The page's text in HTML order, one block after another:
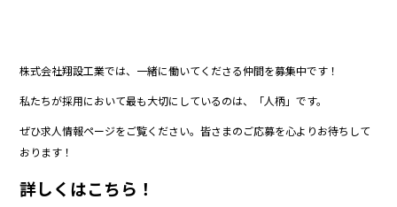
株式会社翔設工業では、一緒に働いてくださる仲間を募集中です！
私たちが採用において最も大切にしているのは、「人柄」です。
ぜひ求人情報ページをご覧ください。皆さまのご応募を心よりお待ちして
おります！
詳しくはこちら！